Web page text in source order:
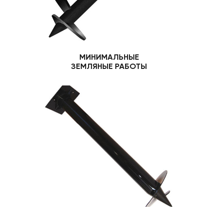
МИНИМАЛЬНЫЕ
ЗЕМЛЯНЫЕ РАБОТЫ